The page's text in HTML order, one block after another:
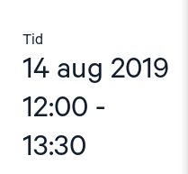
Tid
14 aug 2019
12:00 -
13:30